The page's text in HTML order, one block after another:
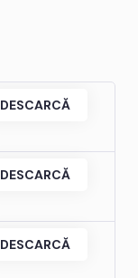
DESCARCĂ
DESCARCĂ
DESCARCĂ